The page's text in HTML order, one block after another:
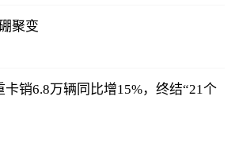
聚变
销6.8万辆同比增15%，终结“21个